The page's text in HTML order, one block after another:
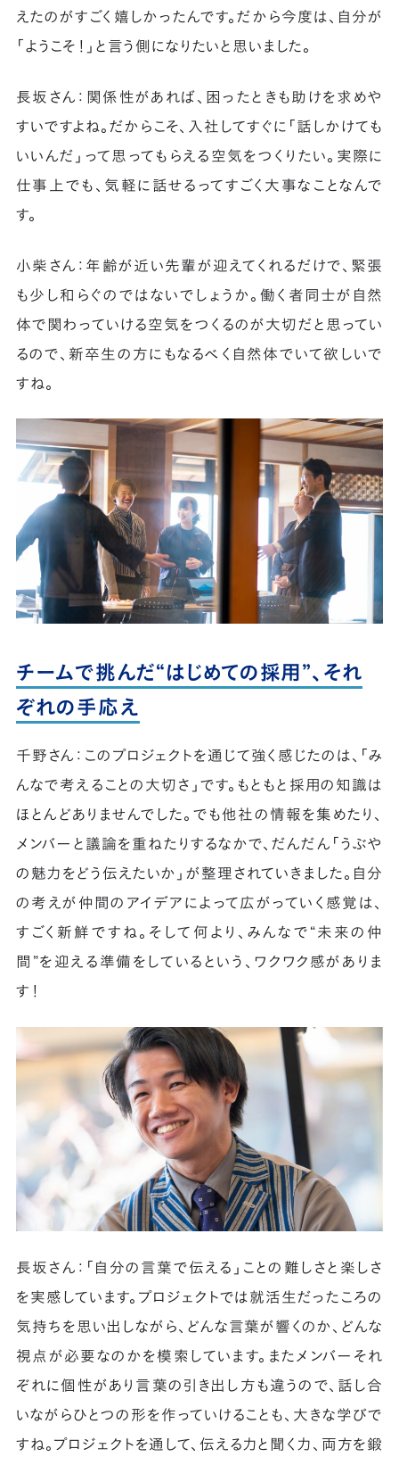
えたのがすごく嬉しかったんです。だから今度は、自分が
「ようこそ！」と言う側になりたいと思いました。
長坂さん：関係性があれば、困ったときも助けを求めや
すいですよね。だからこそ、入社してすぐに「話しかけても
いいんだ」って思ってもらえる空気をつくりたい。実際に
仕事上でも、気軽に話せるってすごく大事なことなんで
す。
小柴さん：年齢が近い先輩が迎えてくれるだけで、緊張
も少し和らぐのではないでしょうか。働く者同士が自然
体で関わっていける空気をつくるのが大切だと思ってい
るので、新卒生の方にもなるべく自然体でいて欲しいで
すね。
チームで挑んだ“はじめての採用”、それ
ぞれの手応え
千野さん：このプロジェクトを通じて強く感じたのは、「み
んなで考えることの大切さ」です。もともと採用の知識は
ほとんどありませんでした。でも他社の情報を集めたり、
メンバーと議論を重ねたりするなかで、だんだん「うぶや
の魅力をどう伝えたいか」が整理されていきました。自分
の考えが仲間のアイデアによって広がっていく感覚は、
すごく新鮮ですね。そして何より、みんなで“未来の仲
間”を迎える準備をしているという、ワクワク感がありま
す！
長坂さん：「自分の言葉で伝える」ことの難しさと楽しさ
を実感しています。プロジェクトでは就活生だったころの
気持ちを思い出しながら、どんな言葉が響くのか、どんな
視点が必要なのかを模索しています。またメンバーそれ
ぞれに個性があり言葉の引き出し方も違うので、話し合
いながらひとつの形を作っていけることも、大きな学びで
すね。プロジェクトを通して、伝える力と聞く力、両方を鍛